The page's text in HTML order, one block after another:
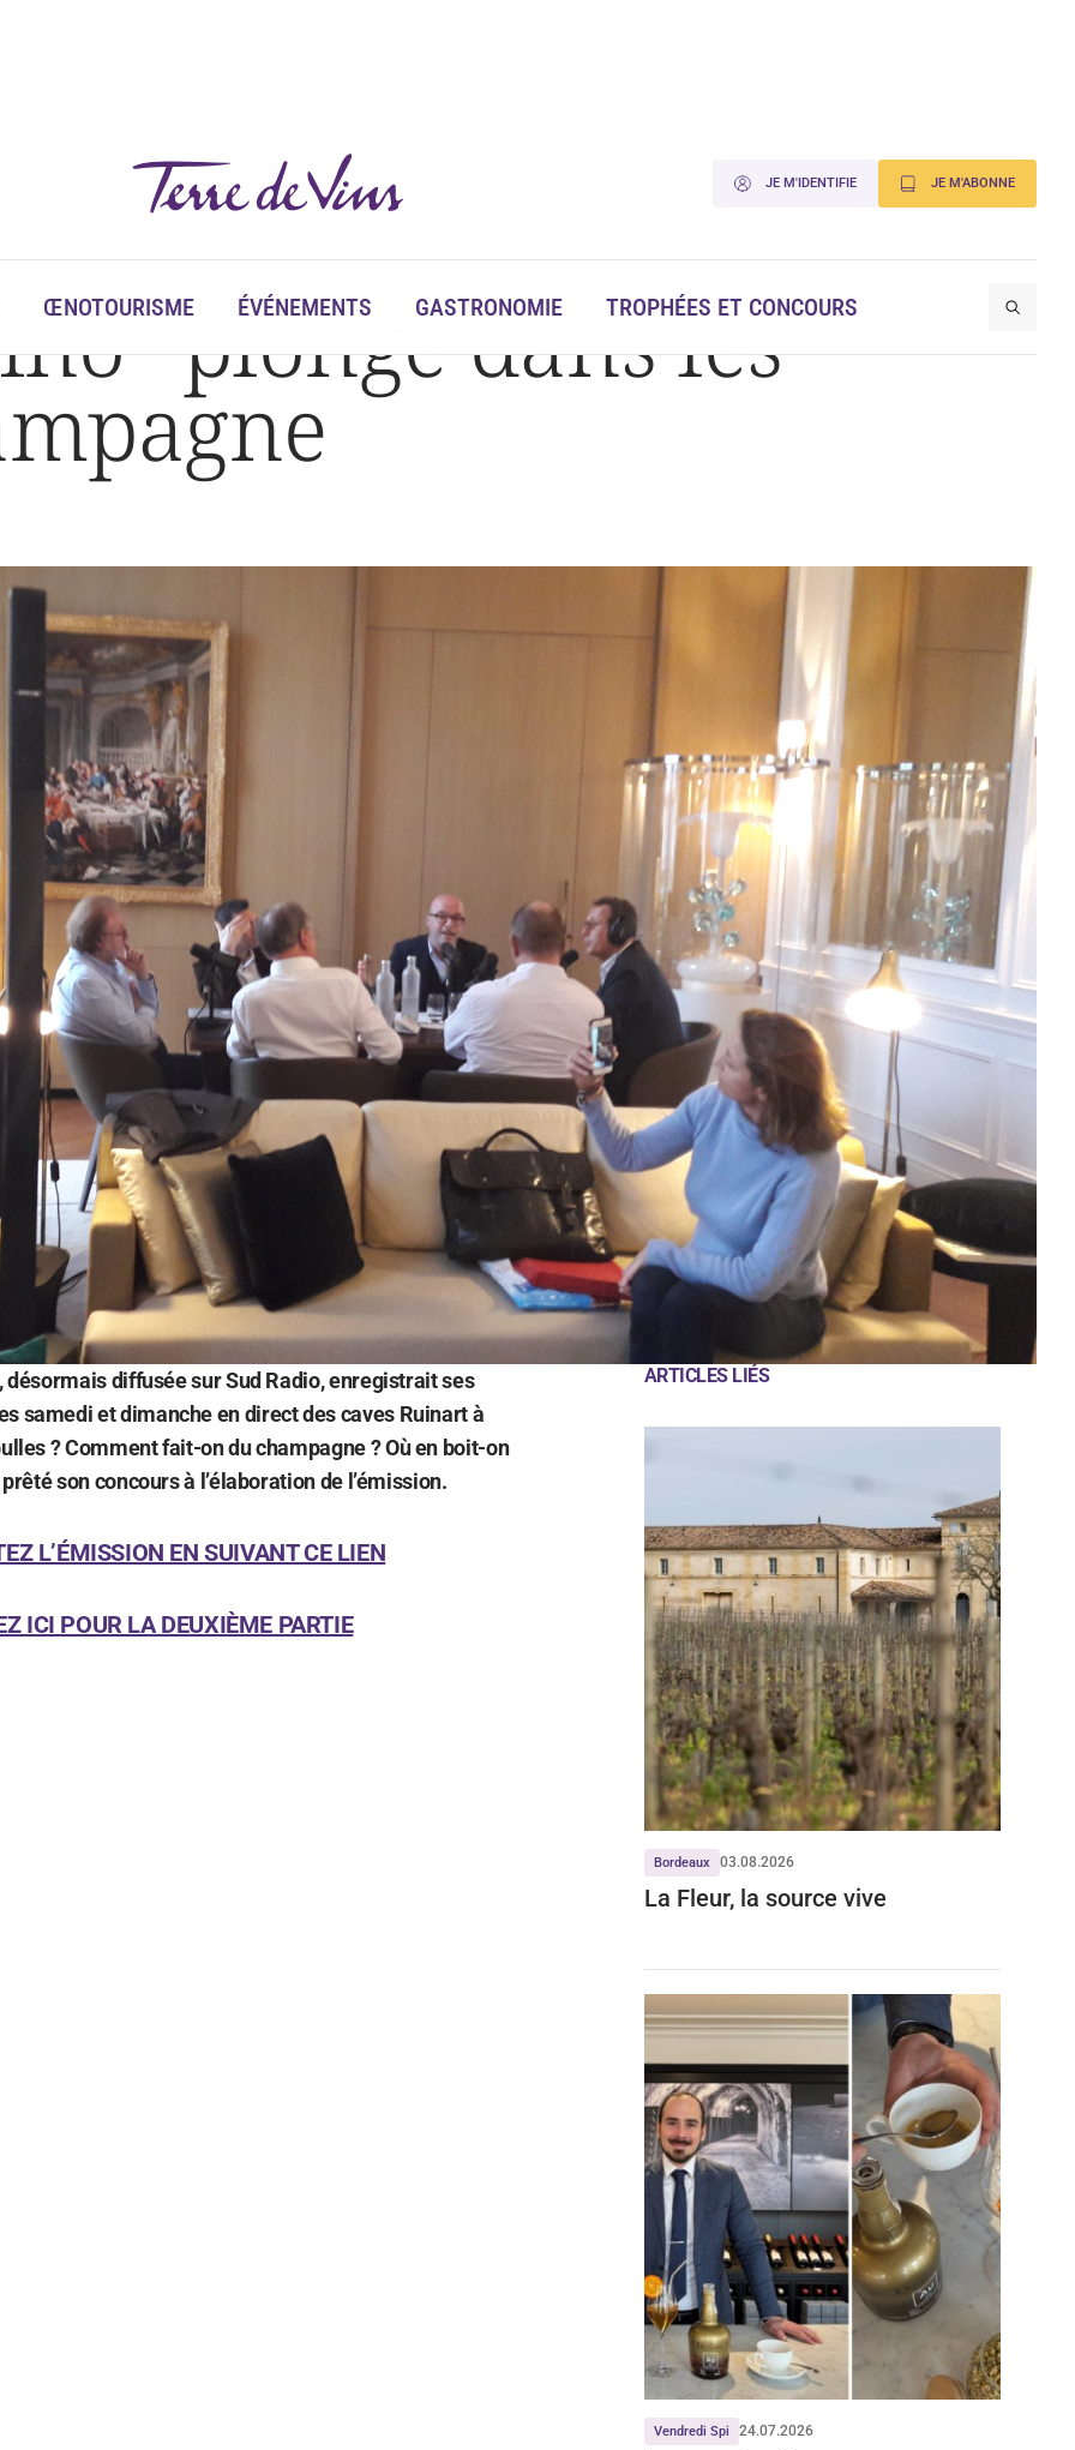
JE M'IDENTIFIE JE M'ABONNE
ŒNOTOURISME ÉVÉNEMENTS GASTRONOMIE TROPHÉES ET CONCOURS
plonge dans les
désormais diffusée sur Sud Radio, enregistrait ses
samedi et dimanche en direct des caves Ruinart à
? Comment fait-on du champagne ? Où en boit-on
son concours à l’élaboration de l’émission.
L’ÉMISSION EN SUIVANT CE LIEN
ICI POUR LA DEUXIÈME PARTIE
ARTICLES LIÉS
Bordeaux 03.08.2026
La Fleur, la source vive
Vendredi Spi 24.07.2026